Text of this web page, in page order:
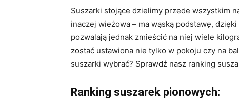
Suszarki stojące dzielimy przede wszystkim
inaczej wieżowa – ma wąską podstawę, dzięki
pozwalają jednak zmieścić na niej wiele
zostać ustawiona nie tylko w pokoju czy na
suszarki wybrać? Sprawdź nasz ranking
Ranking suszarek pionowych: